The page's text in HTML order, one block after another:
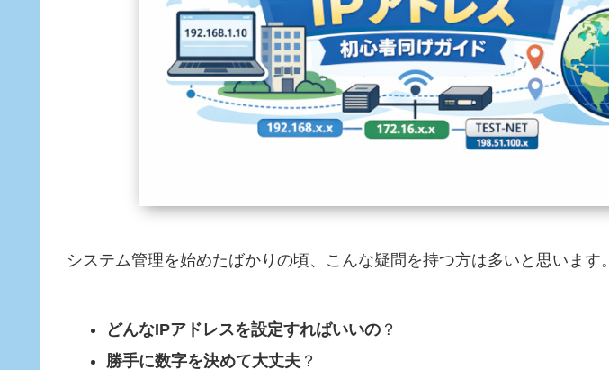
システム管理を始めたばかりの頃、こんな疑問を持つ方は多いと思います。
どんなIPアドレスを設定すればいいの？
勝手に数字を決めて大丈夫？